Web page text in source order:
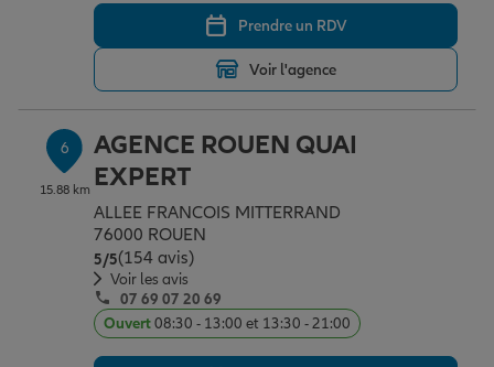
Prendre un RDV
Voir l'agence
6
15.88 km
AGENCE ROUEN QUAI
EXPERT
ALLEE FRANCOIS MITTERRAND
76000 ROUEN
5/5Note de 5 sur 5
(154 avis)
Voir les avis
07 69 07 20 69
Ouvert08:30 - 13:00 et 13:30 - 21:00